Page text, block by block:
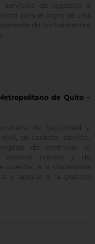
servicios de logística a
para el logro de una
de los habitantes
de Quito –
de Seguridad y
de carácter técnico,
de controlar el
espacio público y de
orientar a la ciudadanía
y apoyar a la gestión